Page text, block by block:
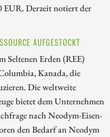
EUR. Derzeit notiert der
AUFGESTOCKT
Seltenen Erden (REE)
Kanada, die
Die weltweite
bietet dem Unternehmen
nach Neodym-Eisen-
den Bedarf an Neodym